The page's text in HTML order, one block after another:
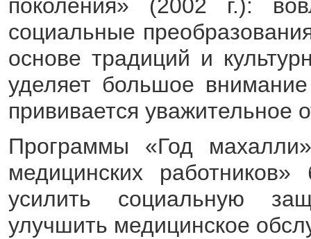
поколения» (2002 г.):
социальные
основе традиций и
уделяет большое
прививается уважительное
Программы «Год
медицинских
усилить социальную
улучшить медицинское